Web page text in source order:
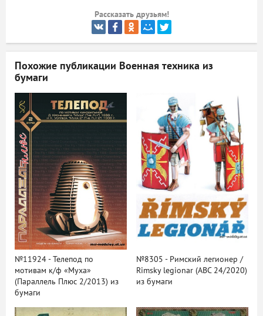
Рассказать друзьям!
Похожие публикации Военная техника из
бумаги
№11924 - Телепод по
мотивам к/ф «Муха»
(Параллель Плюс 2/2013) из
бумаги
№8305 - Римский легионер /
Rimsky legionar (ABC 24/2020)
из бумаги